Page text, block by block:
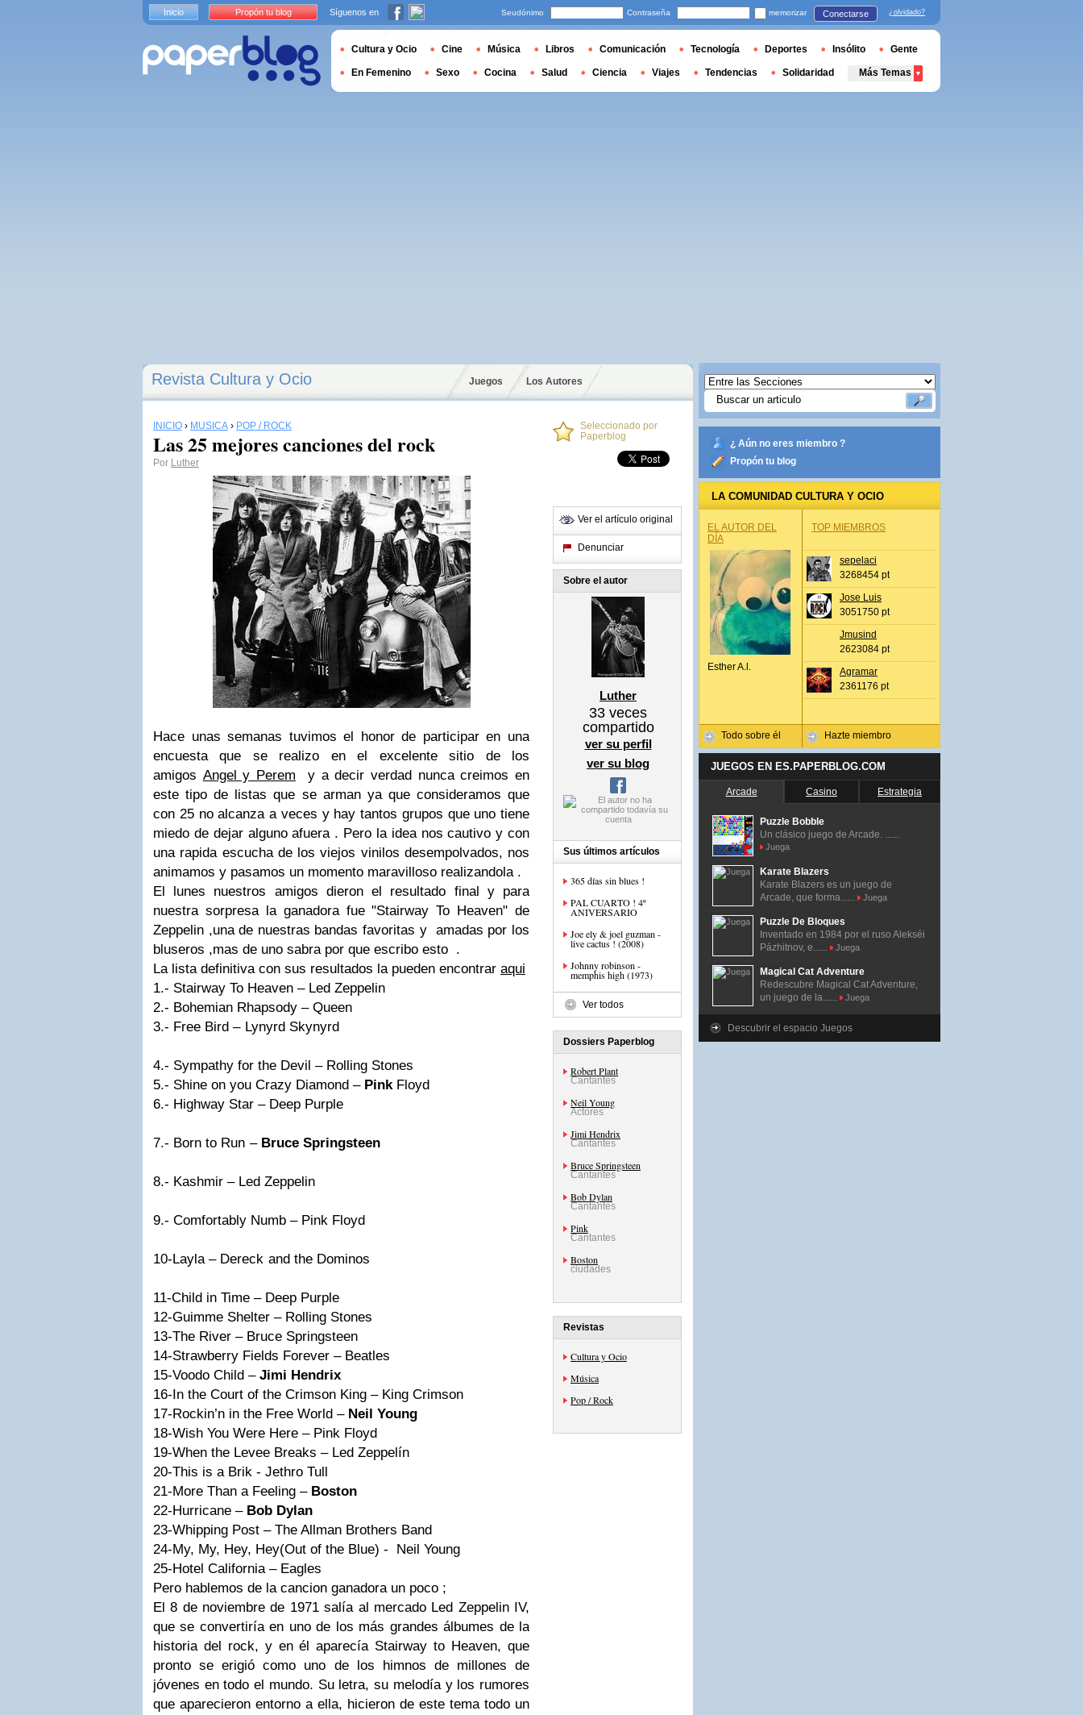
Revista Cultura y Ocio Juegos Los Autores
INICIO › MÚSICA › POP / ROCK
Las 25 mejores canciones del rock
Por Luther
Hace unas semanas tuvimos el honor de participar en una
encuesta que se realizo en el excelente sitio de los
amigos Angel y Perem
y a decir verdad nunca creimos en
este tipo de listas que se arman ya que consideramos que
con 25 no alcanza a veces y hay tantos grupos que uno tiene
miedo de dejar alguno afuera . Pero la idea nos cautivo y con
una rapida escucha de los viejos vinilos desempolvados, nos
animamos y pasamos un momento maravilloso realizandola .
El lunes nuestros amigos dieron el resultado final y para
nuestra sorpresa la ganadora fue "Stairway To Heaven" de
Zeppelin ,una de nuestras bandas favoritas y amadas por los
bluseros ,mas de uno sabra por que escribo esto .
La lista definitiva con sus resultados la pueden encontrar aqui
1.- Stairway To Heaven – Led Zeppelin
2.- Bohemian Rhapsody – Queen
3.- Free Bird – Lynyrd Skynyrd
4.- Sympathy for the Devil – Rolling Stones
5.- Shine on you Crazy Diamond – PinkFloyd
6.- Highway Star – Deep Purple
7.- Born to Run – Bruce Springsteen
8.- Kashmir – Led Zeppelin
9.- Comfortably Numb – Pink Floyd
10-Layla – Dereck and the Dominos
11-Child in Time – Deep Purple
12-Guimme Shelter – Rolling Stones
13-The River – Bruce Springsteen
14-Strawberry Fields Forever – Beatles
15-Voodo Child – Jimi Hendrix
16-In the Court of the Crimson King – King Crimson
17-Rockin’n in the Free World – Neil Young
18-Wish You Were Here – Pink Floyd
19-When the Levee Breaks – Led Zeppelín
20-This is a Brik - Jethro Tull
21-More Than a Feeling – Boston
22-Hurricane – Bob Dylan
23-Whipping Post – The Allman Brothers Band
24-My, My, Hey, Hey(Out of the Blue) - Neil Young
25-Hotel California – Eagles
Pero hablemos de la cancion ganadora un poco ;
El 8 de noviembre de 1971 salía al mercado Led Zeppelin IV,
que se convertiría en uno de los más grandes álbumes de la
historia del rock, y en él aparecía Stairway to Heaven, que
pronto se erigió como uno de los himnos de millones de
jóvenes en todo el mundo. Su letra, su melodía y los rumores
que aparecieron entorno a ella, hicieron de este tema todo un
Seleccionado por
Paperblog
Ver el artículo original
Denunciar
Sobre el autor
Luther
33 veces
compartido
ver su perfil
ver su blog
Sus últimos artículos
365 días sin blues !
PAL CUARTO ! 4º
ANIVERSARIO
Joe ely & joel guzman -
live cactus ! (2008)
Johnny robinson -
memphis high (1973)
Ver todos
Dossiers Paperblog
Robert Plant
Cantantes
Neil Young
Actores
Jimi Hendrix
Cantantes
Bruce Springsteen
Cantantes
Bob Dylan
Cantantes
Pink
Cantantes
Boston
ciudades
Revistas
Cultura y Ocio
Música
Pop / Rock
¿ Aún no eres miembro ?
Propón tu blog
LA COMUNIDAD CULTURA Y OCIO
EL AUTOR DEL
DÍA
Esther A.l.
Todo sobre él
TOP MIEMBROS
sepelaci
3268454 pt
Jose Luis
3051750 pt
Jmusind
2623084 pt
Agramar
2361176 pt
Hazte miembro
JUEGOS EN ES.PAPERBLOG.COM
Arcade Casino Estrategia
Puzzle Bobble
Un clásico juego de Arcade. ......
Juega
Karate Blazers
Karate Blazers es un juego de
Arcade, que forma......
Juega
Puzzle De Bloques
Inventado en 1984 por el ruso Alekséi
Pázhitnov, e......
Juega
Magical Cat Adventure
Redescubre Magical Cat Adventure,
un juego de la......
Juega
Descubrir el espacio Juegos
Inicio Propón tu blog Síguenos en Seudónimo Contraseña memorizar Conectarse ¿olvidado?
Cultura y Ocio Cine Música Libros Comunicación Tecnología Deportes Insólito Gente
En Femenino Sexo Cocina Salud Ciencia Viajes Tendencias Solidaridad Más Temas